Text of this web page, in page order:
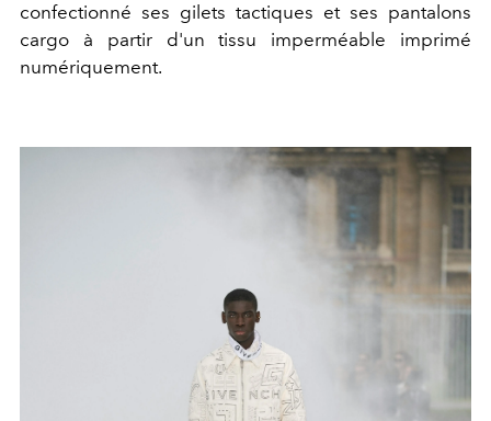
confectionné ses gilets tactiques et ses pantalons
cargo à partir d'un tissu imperméable imprimé
numériquement.